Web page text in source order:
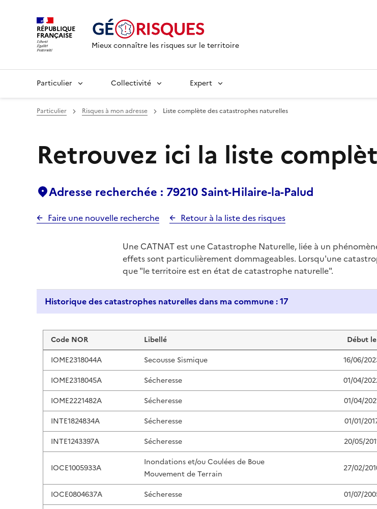
RÉPUBLIQUE
FRANÇAISE
Mieux connaître les risques sur le territoire
Particulier Collectivité Expert
Particulier Risques à mon adresse Liste complète des catastrophes naturelles
Retrouvez ici la liste
Adresse recherchée : 79210 Saint-Hilaire-la-Palud
Faire une nouvelle recherche Retour à la liste des risques
Une CATNAT est une Catastrophe Naturelle, liée à un
effets sont particulièrement dommageables. Lorsqu'une
que "le territoire est en état de catastrophe naturelle".
Historique des catastrophes naturelles dans ma commune : 17
Liste de résultats
Code NOR Libellé Début le
IOME2318044A
Secousse Sismique 16/06/
IOME2318045A
Sécheresse 01/04/
IOME2221482A
Sécheresse 01/04/
INTE1824834A
Sécheresse 01/01/
INTE1243397A
Sécheresse 20/05/
IOCE1005933A
Inondations et/ou Coulées de Boue
Mouvement de Terrain
27/02/
IOCE0804637A Sécheresse 01/07/